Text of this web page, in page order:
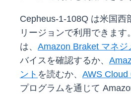
Cepheus-1-108Q は米国西
リージョンで利用できま
は、 Amazon Braket マネ
バイスを確認するか、
ント を読むか、 AWS Cloud
プログラムを通じて